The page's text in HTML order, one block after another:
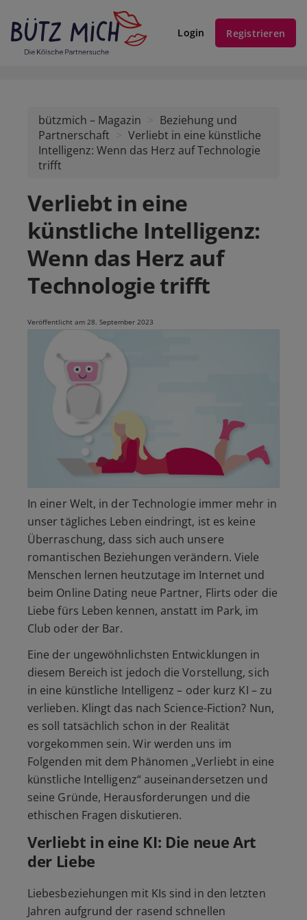
Login Registrieren
bützmich – Magazin
Beziehung und
Partnerschaft
Verliebt in eine künstliche
Intelligenz: Wenn das Herz auf Technologie
trifft
Verliebt in eine
künstliche Intelligenz:
Wenn das Herz auf
Technologie trifft
Veröffentlicht am 28. September 2023
In einer Welt, in der Technologie immer mehr in
unser tägliches Leben eindringt, ist es keine
Überraschung, dass sich auch unsere
romantischen Beziehungen verändern. Viele
Menschen lernen heutzutage im Internet und
beim Online Dating neue Partner, Flirts oder die
Liebe fürs Leben kennen, anstatt im Park, im
Club oder der Bar.
Eine der ungewöhnlichsten Entwicklungen in
diesem Bereich ist jedoch die Vorstellung, sich
in eine künstliche Intelligenz – oder kurz KI – zu
verlieben. Klingt das nach Science-Fiction? Nun,
es soll tatsächlich schon in der Realität
vorgekommen sein. Wir werden uns im
Folgenden mit dem Phänomen „Verliebt in eine
künstliche Intelligenz“ auseinandersetzen und
seine Gründe, Herausforderungen und die
ethischen Fragen diskutieren.
Verliebt in eine KI: Die neue Art
der Liebe
Liebesbeziehungen mit KIs sind in den letzten
Jahren aufgrund der rasend schnellen